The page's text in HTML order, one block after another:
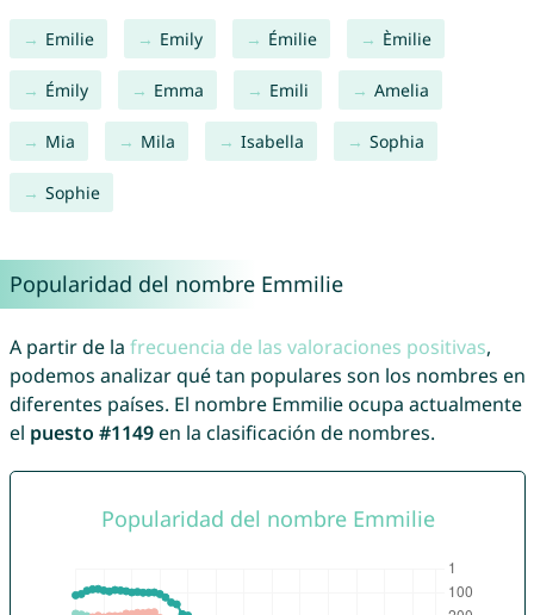
Emilie Emily Émilie Èmilie
Émily Emma Emili Amelia
Mia Mila Isabella Sophia
Sophie
Popularidad del nombre Emmilie
A partir de la frecuencia de las valoraciones positivas,
podemos analizar qué tan populares son los nombres en
diferentes países. El nombre Emmilie ocupa actualmente
el puesto #1149en la clasificación de nombres.